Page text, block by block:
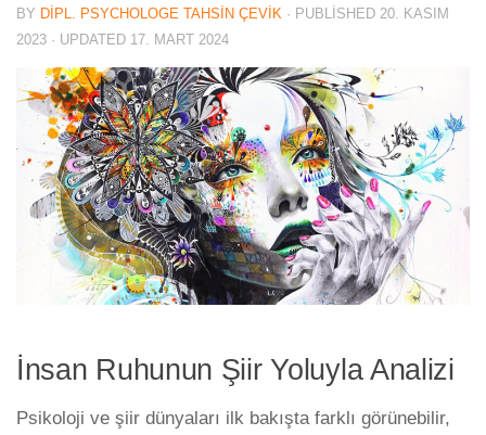
BY DIPL. PSYCHOLOGE TAHSIN ÇEVIK · PUBLISHED 20. KASIM
2023 · UPDATED 17. MART 2024
İnsan Ruhunun Şiir Yoluyla Analizi
Psikoloji ve şiir dünyaları ilk bakışta farklı görünebilir,